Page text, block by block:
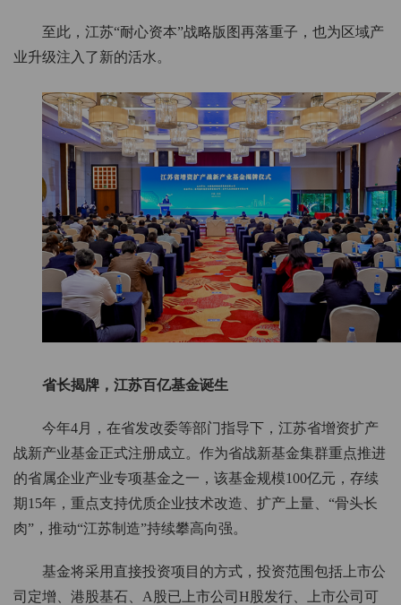
至此，江苏“耐心资本”战略版图再落重子，也为区域产
业升级注入了新的活水。
省长揭牌，江苏百亿基金诞生
今年4月，在省发改委等部门指导下，江苏省增资扩产
战新产业基金正式注册成立。作为省战新基金集群重点推进
的省属企业产业专项基金之一，该基金规模100亿元，存续
期15年，重点支持优质企业技术改造、扩产上量、“骨头长
肉”，推动“江苏制造”持续攀高向强。
基金将采用直接投资项目的方式，投资范围包括上市公
司定增、港股基石、A股已上市公司H股发行、上市公司可